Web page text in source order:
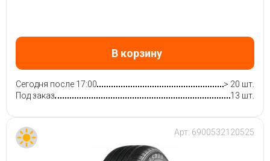
В корзину
Сегодня после 17:00
> 20 шт.
Под заказ
13 шт.
Арт: 6900532120525